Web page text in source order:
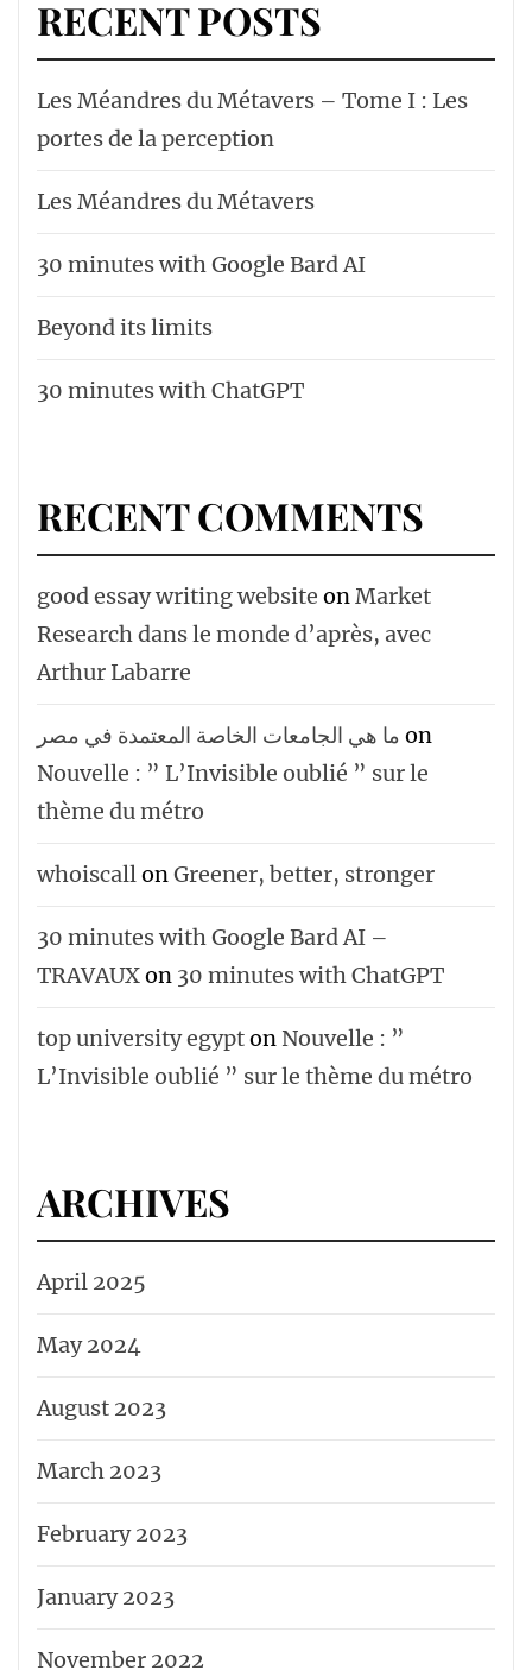
RECENT POSTS
Les Méandres du Métavers – Tome I : Les
portes de la perception
Les Méandres du Métavers
30 minutes with Google Bard AI
Beyond its limits
30 minutes with ChatGPT
RECENT COMMENTS
good essay writing website onMarket
Research dans le monde d’après, avec
Arthur Labarre
ما هي الجامعات الخاصة المعتمدة في مصر on
Nouvelle : ” L’Invisible oublié ” sur le
thème du métro
whoiscallonGreener, better, stronger
30 minutes with Google Bard AI –
TRAVAUXon 30 minutes with ChatGPT
top university egypton Nouvelle : ”
L’Invisible oublié ” sur le thème du métro
ARCHIVES
April 2025
May 2024
August 2023
March 2023
February 2023
January 2023
November 2022